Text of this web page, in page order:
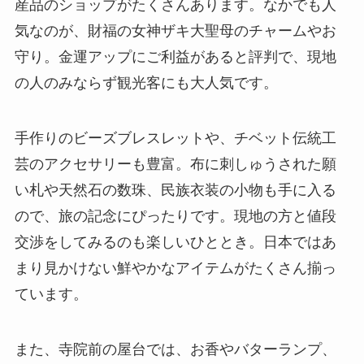
産品のショップがたくさんあります。なかでも人
気なのが、財福の女神ザキ大聖母のチャームやお
守り。金運アップにご利益があると評判で、現地
の人のみならず観光客にも大人気です。
手作りのビーズブレスレットや、チベット伝統工
芸のアクセサリーも豊富。布に刺しゅうされた願
い札や天然石の数珠、民族衣装の小物も手に入る
ので、旅の記念にぴったりです。現地の方と値段
交渉をしてみるのも楽しいひととき。日本ではあ
まり見かけない鮮やかなアイテムがたくさん揃っ
ています。
また、寺院前の屋台では、お香やバターランプ、